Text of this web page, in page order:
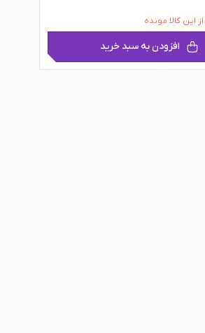
افزودن به سبد خرید